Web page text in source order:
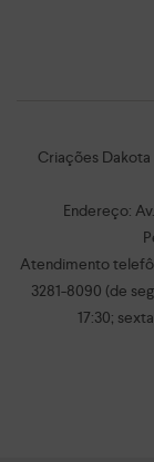
Criações Dakota
Endereço:
Atendimento
3281-8090 (de
17:30;